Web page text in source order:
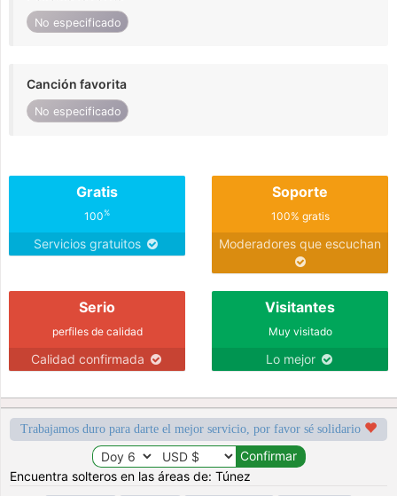
No especificado
Canción favorita
No especificado
Gratis
100%
Servicios gratuitos
Soporte
100% gratis
Moderadores que escuchan
Serio
perfiles de calidad
Calidad confirmada
Visitantes
Muy visitado
Lo mejor
Trabajamos duro para darte el mejor servicio, por favor sé solidario
Encuentra solteros en las áreas de: Túnez